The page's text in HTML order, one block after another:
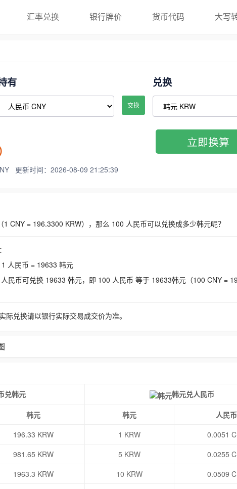
汇率兑换 银行牌价 货币代码 大写
有
交换
兑换
更新时间：2026-08-09 21:25:39
立即换算
CNY = 196.3300 KRW），那么 100 人民币可以兑换成多少韩元呢？
人民币 = 19633 韩元
民币可兑换 19633 韩元，即 100 人民币 等于 19633韩元（100 CNY =
际兑换请以银行实际交易成交价为准。
兑韩元 韩元兑人民币
韩元 韩元
人民币
196.33 KRW 1 KRW
0.0051
981.65 KRW 5 KRW
0.0255
1963.3 KRW 10 KRW
0.0509